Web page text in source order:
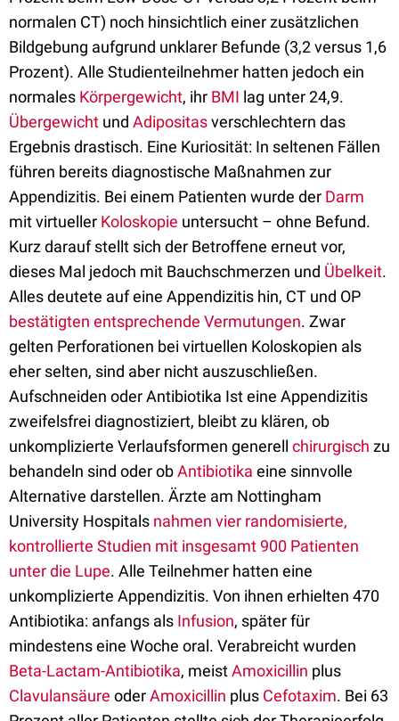
normalen CT) noch hinsichtlich einer zusätzlichen
Bildgebung aufgrund unklarer Befunde (3,2 versus 1,6
Prozent). Alle Studienteilnehmer hatten jedoch ein
normales Körpergewicht, ihr BMI lag unter 24,9.
Übergewicht und Adipositasverschlechtern das
Ergebnis drastisch. Eine Kuriosität: In seltenen Fällen
führen bereits diagnostische Maßnahmen zur
Appendizitis. Bei einem Patienten wurde der Darm
mit virtueller Koloskopie untersucht – ohne Befund.
Kurz darauf stellt sich der Betroffene erneut vor,
dieses Mal jedoch mit Bauchschmerzen und Übelkeit.
Alles deutete auf eine Appendizitis hin, CT und OP
bestätigten entsprechende Vermutungen. Zwar
gelten Perforationen bei virtuellen Koloskopien als
eher selten, sind aber nicht auszuschließen.
Aufschneiden oder Antibiotika Ist eine Appendizitis
zweifelsfrei diagnostiziert, bleibt zu klären, ob
unkomplizierte Verlaufsformen generell chirurgisch zu
behandeln sind oder obAntibiotika eine sinnvolle
Alternative darstellen. Ärzte am Nottingham
University Hospitals nahmen vier randomisierte,
kontrollierte Studien mit insgesamt 900 Patienten
unter die Lupe. Alle Teilnehmer hatten eine
unkomplizierte Appendizitis. Von ihnen erhielten 470
Antibiotika: anfangs als Infusion, später für
mindestens eine Woche oral. Verabreicht wurden
Beta-Lactam-Antibiotika, meistAmoxicillin plus
Clavulansäure oderAmoxicillin plus Cefotaxim. Bei 63